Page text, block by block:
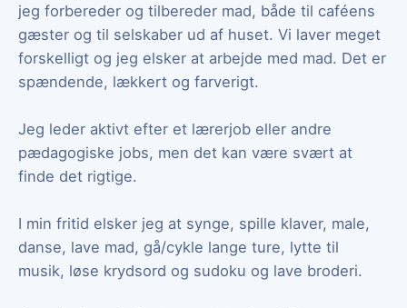
jeg forbereder og tilbereder mad, både til caféens
gæster og til selskaber ud af huset. Vi laver meget
forskelligt og jeg elsker at arbejde med mad. Det er
spændende, lækkert og farverigt.
Jeg leder aktivt efter et lærerjob eller andre
pædagogiske jobs, men det kan være svært at
finde det rigtige.
I min fritid elsker jeg at synge, spille klaver, male,
danse, lave mad, gå/cykle lange ture, lytte til
musik, løse krydsord og sudoku og lave broderi.